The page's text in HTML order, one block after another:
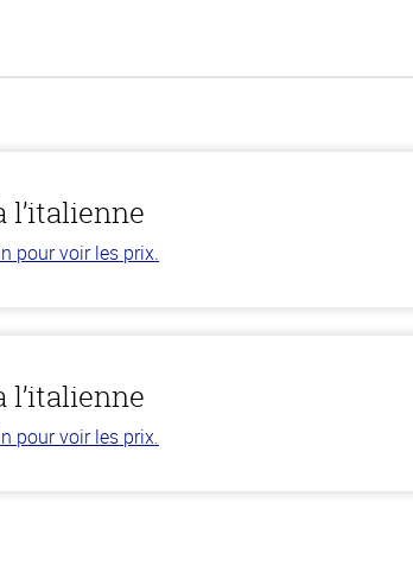
l’italienne
pour voir les prix.
l’italienne
pour voir les prix.